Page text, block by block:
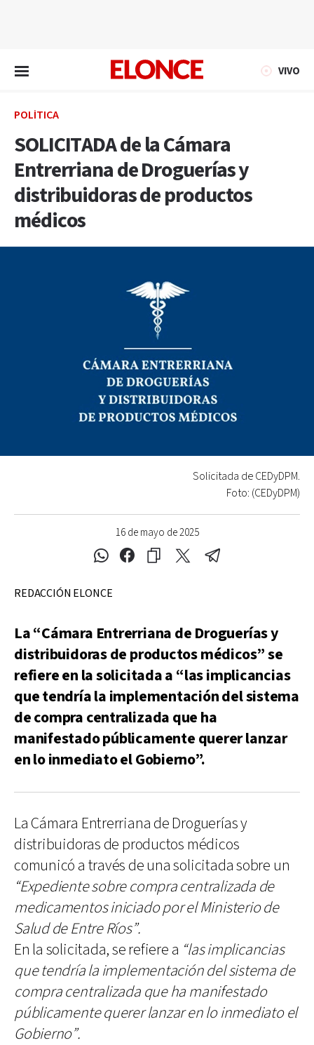
VIVO
POLÍTICA
SOLICITADA de la Cámara
Entrerriana de Droguerías y
distribuidoras de productos
médicos
16 de mayo de 2025
Solicitada de CEDyDPM.
Foto: (CEDyDPM)
REDACCIÓN ELONCE
La “Cámara Entrerriana de Droguerías y
distribuidoras de productos médicos” se
refiere en la solicitada a “las implicancias
que tendría la implementación del sistema
de compra centralizada que ha
manifestado públicamente querer lanzar
en lo inmediato el Gobierno”.
La Cámara Entrerriana de Droguerías y
distribuidoras de productos médicos
comunicó a través de una solicitada sobre un
“Expediente sobre compra centralizada de
medicamentos iniciado por el Ministerio de
Salud de Entre Ríos”.
En la solicitada, se refiere a “las implicancias
que tendría la implementación del sistema de
compra centralizada que ha manifestado
públicamente querer lanzar en lo inmediato el
Gobierno”.